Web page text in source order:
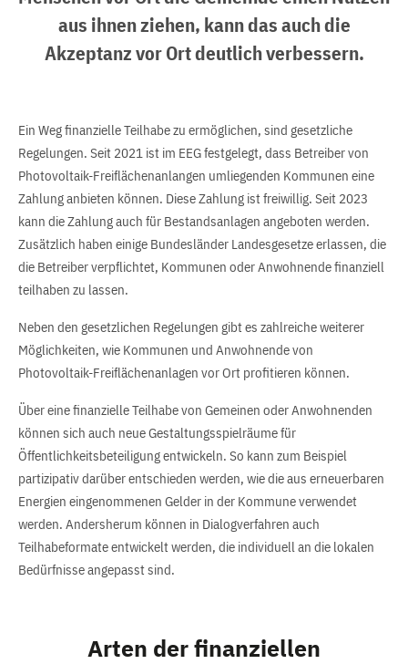
aus ihnen ziehen, kann das auch die
Akzeptanz vor Ort deutlich verbessern.
Ein Weg finanzielle Teilhabe zu ermöglichen, sind gesetzliche
Regelungen. Seit 2021 ist im EEG festgelegt, dass Betreiber von
Photovoltaik-Freiflächenanlangen umliegenden Kommunen eine
Zahlung anbieten können. Diese Zahlung ist freiwillig. Seit 2023
kann die Zahlung auch für Bestandsanlagen angeboten werden.
Zusätzlich haben einige Bundesländer Landesgesetze erlassen, die
die Betreiber verpflichtet, Kommunen oder Anwohnende finanziell
teilhaben zu lassen.
Neben den gesetzlichen Regelungen gibt es zahlreiche weiterer
Möglichkeiten, wie Kommunen und Anwohnende von
Photovoltaik-Freiflächenanlagen vor Ort profitieren können.
Über eine finanzielle Teilhabe von Gemeinen oder Anwohnenden
können sich auch neue Gestaltungsspielräume für
Öffentlichkeitsbeteiligung entwickeln. So kann zum Beispiel
partizipativ darüber entschieden werden, wie die aus erneuerbaren
Energien eingenommenen Gelder in der Kommune verwendet
werden. Andersherum können in Dialogverfahren auch
Teilhabeformate entwickelt werden, die individuell an die lokalen
Bedürfnisse angepasst sind.
Arten der finanziellen